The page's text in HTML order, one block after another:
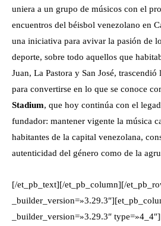
uniera a un grupo de músicos con el
encuentros del béisbol venezolano en
una iniciativa para avivar la pasión de
deporte, sobre todo aquellos que
Juan, La Pastora y San José,
para convertirse en lo que se conoce
Stadium, que hoy continúa con el
fundador: mantener vigente la música
habitantes de la capital venezolana,
autenticidad del género como de la
[/et_pb_text][/et_pb_column][/
_builder_version=»3.29.3″